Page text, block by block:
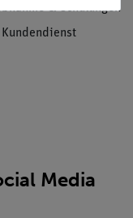
& Schulungen
Kundendienst
Media